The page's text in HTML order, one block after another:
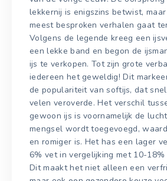
lekkernij is enigszins betwist,
meest besproken verhalen gaat
Volgens de legende kreeg een
een lekke band en begon de
ijs te verkopen. Tot zijn grote
iedereen het geweldig! Dit
de populariteit van softijs, dat
velen veroverde. Het verschil
gewoon ijs is voornamelijk de
mengsel wordt toegevoegd,
en romiger is. Het has een lager
6% vet in vergelijking met 10-
Dit maakt het niet alleen een